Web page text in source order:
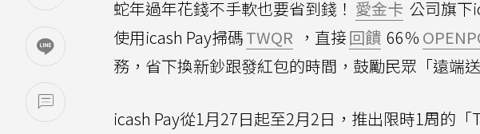
蛇年過年花錢不手軟也要省到錢！ 愛金卡 公司旗下
使用icash Pay掃碼TWQR ，直接回饋 66％
務，省下換新鈔跟發紅包的時間，鼓勵民眾「遠端
icash Pay從1月27日起至2月2日，推出限時1周的